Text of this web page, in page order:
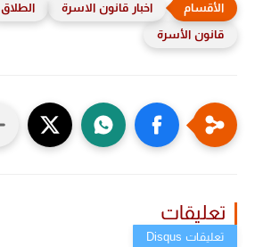
اخبار قانون الاسرة الطلاق
قانون الأسرة
تعليقات